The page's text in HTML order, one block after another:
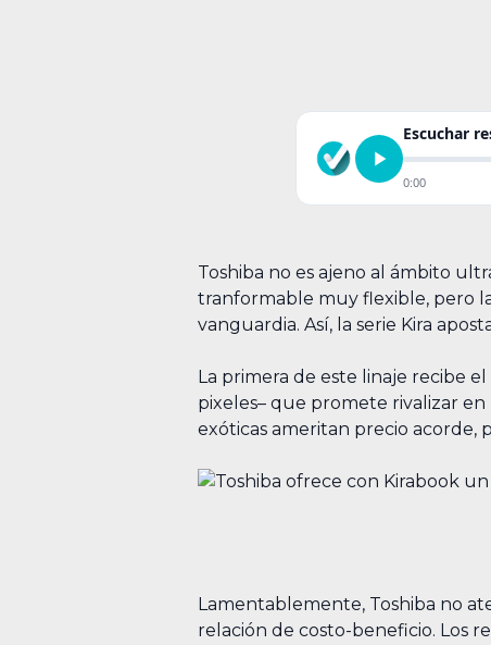
Escuchar
0:00
Toshiba no es ajeno al ámbito
tranformable muy flexible, pero
vanguardia. Así, la serie Kira
La primera de este linaje recibe
pixeles– que promete rivalizar en
exóticas ameritan precio acorde,
Lamentablemente, Toshiba no
relación de costo-beneficio. Los